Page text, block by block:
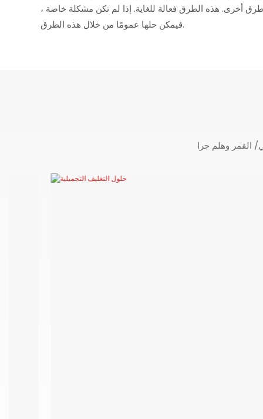
أخرى. هذه الطرق فعالة للغاية. إذا لم تكن مشكلة خاصة ،
فيمكن حلها عمومًا من خلال هذه الطرق.